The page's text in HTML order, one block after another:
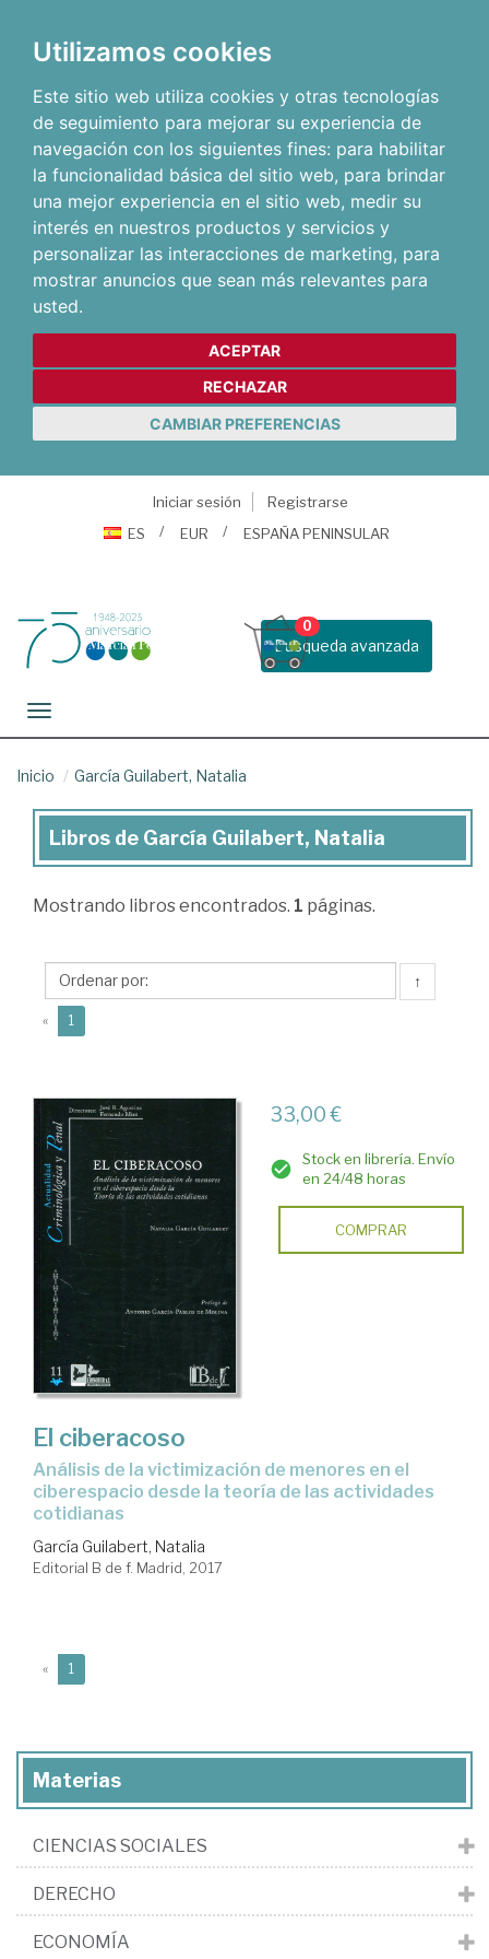
Utilizamos cookies
Este sitio web utiliza cookies y otras tecnologías
de seguimiento para mejorar su experiencia de
navegación con los siguientes fines: para habilitar
la funcionalidad básica del sitio web, para brindar
una mejor experiencia en el sitio web, medir su
interés en nuestros productos y servicios y
personalizar las interacciones de marketing, para
mostrar anuncios que sean más relevantes para
usted.
ACEPTAR
RECHAZAR
CAMBIAR PREFERENCIAS
Iniciar sesión
Registrarse
ES
EUR ESPAÑA PENINSULAR
Busqueda avanzada
0
Toggle navigation
Inicio García Guilabert, Natalia
Libros
García
Natalia
Libros de García Guilabert, Natalia
Mostrando libros encontrados. 1 páginas.
↑
« 1
33,00 €
Stock en librería. Envío
en 24/48 horas
COMPRAR
El ciberacoso
análisis de la victimización de menores en el
ciberespacio desde la teoría de las actividades
cotidianas
García Guilabert, Natalia
Editorial B de f. Madrid, 2017
« 1
Materias
CIENCIAS SOCIALES
DERECHO
ECONOMÍA